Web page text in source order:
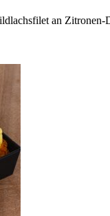
an Zitronen-